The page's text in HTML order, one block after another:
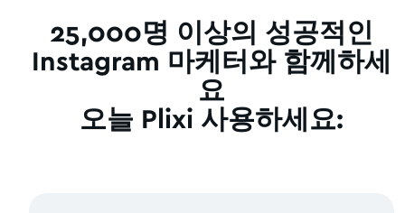
25,000명 이상의 성공적인
Instagram 마케터와 함께하세
요
오늘 Plixi 사용하세요: